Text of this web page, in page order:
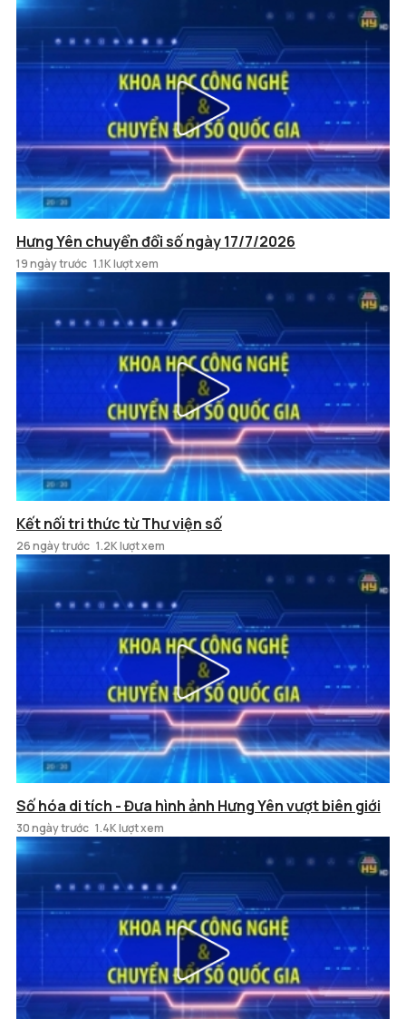
Hưng Yên chuyển đổi số ngày 17/7/2026
19 ngày trước 1.1K lượt xem
Kết nối tri thức từ Thư viện số
26 ngày trước 1.2K lượt xem
Số hóa di tích - Đưa hình ảnh Hưng Yên vượt biên giới
30 ngày trước 1.4K lượt xem